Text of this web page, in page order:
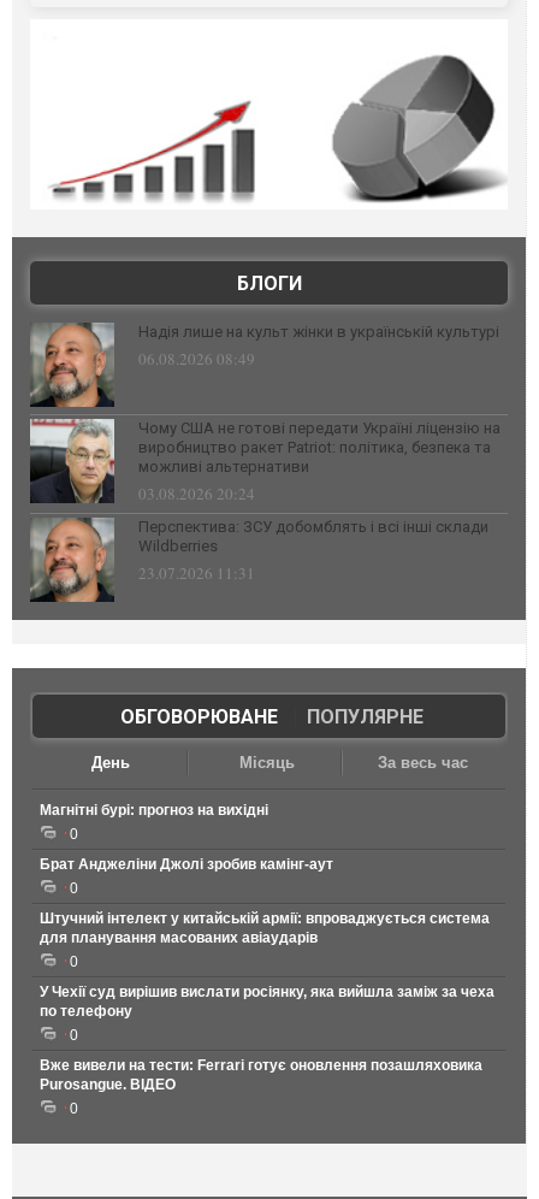
БЛОГИ
Надія лише на культ жінки в українській культурі
06.08.2026 08:49
Чому США не готові передати Україні ліцензію на
виробництво ракет Patriot: політика, безпека та
можливі альтернативи
03.08.2026 20:24
Перспектива: ЗСУ добомблять і всі інші склади
Wildberries
23.07.2026 11:31
ОБГОВОРЮВАНЕ| ПОПУЛЯРНЕ
День Місяць За весь час
Магнітні бурі: прогноз на вихідні
0
Брат Анджеліни Джолі зробив камінг-аут
0
Штучний інтелект у китайській армії: впроваджується система
для планування масованих авіаударів
0
У Чехії суд вирішив вислати росіянку, яка вийшла заміж за чеха
по телефону
0
Вже вивели на тести: Ferrari готує оновлення позашляховика
Purosangue. ВІДЕО
0